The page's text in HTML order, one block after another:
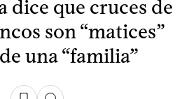
dice que cruces de
son “matices”
una “familia”